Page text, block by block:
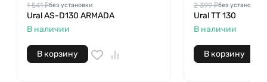
1 541 ₽без установки
Ural AS-D130 ARMADA
В наличии
В корзину
2 399 ₽без установки
Ural TT 130
В наличии
В корзину